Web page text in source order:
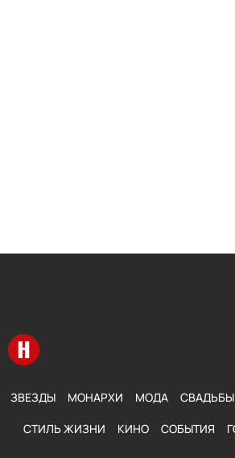
Перейти на главную
ЗВЕЗДЫ МОНАРХИ МОДА СВАДЬБЫ
СТИЛЬ ЖИЗНИ КИНО СОБЫТИЯ